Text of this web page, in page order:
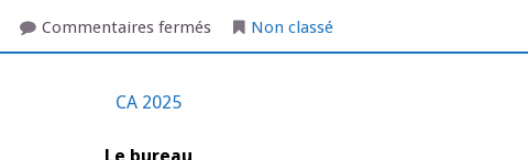
Commentaires ferméssur
CA
Non classé
CA 2025